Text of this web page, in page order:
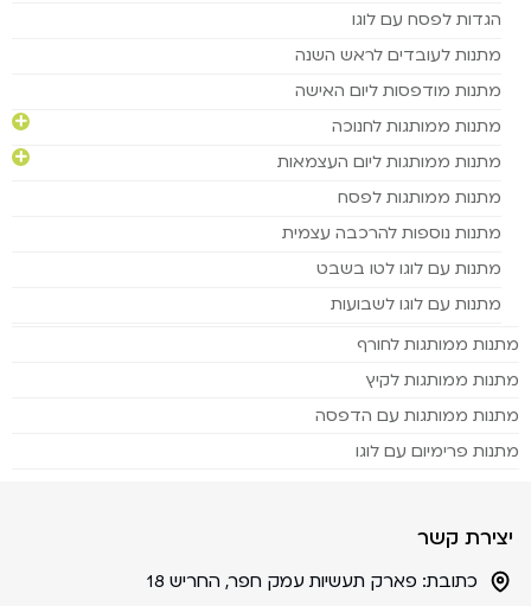
הגדות לפסח עם לוגו
מתנות לעובדים לראש השנה
מתנות מודפסות ליום האישה
מתנות ממותגות לחנוכה
מתנות ממותגות ליום העצמאות
מתנות ממותגות לפסח
מתנות נוספות להרכבה עצמית
מתנות עם לוגו לטו בשבט
מתנות עם לוגו לשבועות
מתנות ממותגות לחורף
מתנות ממותגות לקיץ
מתנות ממותגות עם הדפסה
מתנות פרימיום עם לוגו
יצירת קשר
כתובת: פארק תעשיות עמק חפר, החריש 18